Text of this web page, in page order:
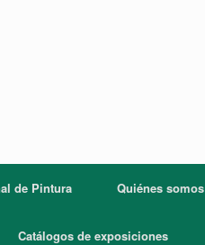
de Pintura Quiénes somos
Catálogos de exposiciones